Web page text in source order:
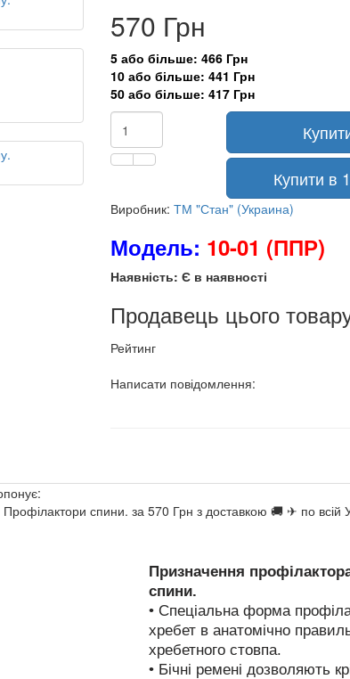
570 Грн
5 або більше: 466 Грн
10 або більше: 441 Грн
50 або більше: 417 Грн
Купити в
Виробник: ТМ "Стан" (Украина)
Модель: 10-01 (ППР)
Наявність: Є в наявності
Продавець цього
Рейтинг
Написати повідомлення:
спини. за 570 Грн з доставкою 🚚 ✈ по
Призначення
спини.
• Спеціальна форма
хребет в анатомічно
хребетного стовпа.
• Бічні ремені дозволяють